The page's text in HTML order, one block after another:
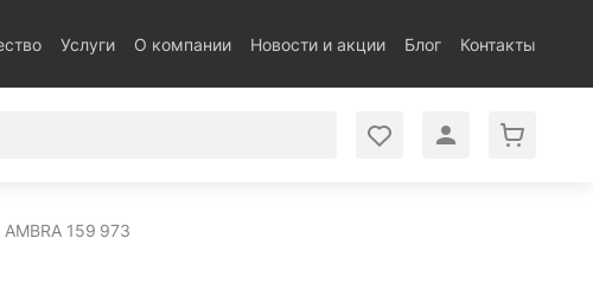
Услуги О компании Новости и акции Блог Контакты
159 973